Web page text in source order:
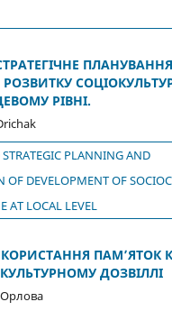
ПЛАНУВАННЯ
РІВНІ.
PLANNING AND
OF DEVELOPMENT OF
AT LOCAL LEVEL
ПАМ’ЯТОК
ДОЗВІЛЛІ